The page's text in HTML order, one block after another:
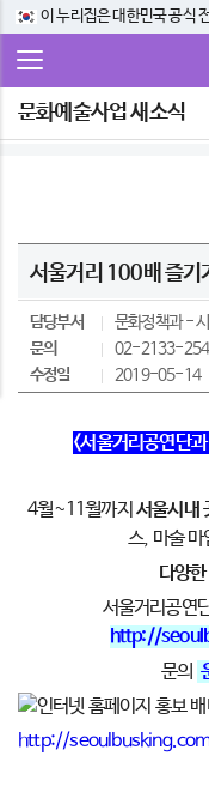
이 누리집은 대한민국 공식
문화예술사업 새소식
서울거리 100배 즐
담당부서 문화정책과
문의
02-2133-
수정일
2019-05-14
<서울거리공연단
4월~11월까지서울시내
스, 마술
다양
서울거리공연
http://
문의
http://